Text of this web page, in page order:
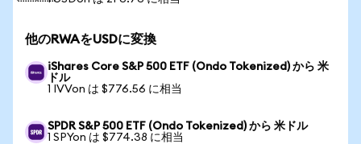
他のRWAをUSDに変換
iShares Core S&P 500 ETF (Ondo Tokenized) から 米
ドル
1 IVVon は $776.56 に相当
SPDR S&P 500 ETF (Ondo Tokenized) から 米ドル
1 SPYon は $774.38 に相当